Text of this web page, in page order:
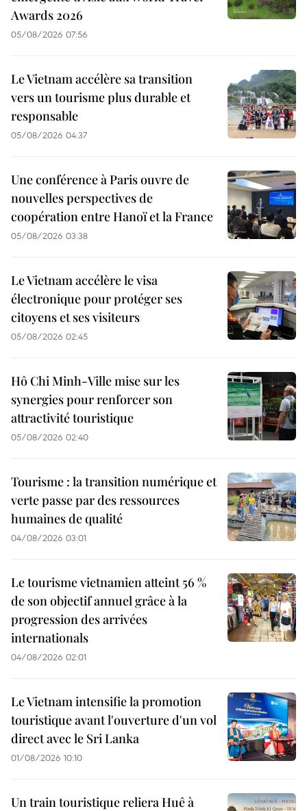
Awards 2026
05/08/2026 07:56
Le Vietnam accélère sa transition
vers un tourisme plus durable et
responsable
05/08/2026 04:37
Une conférence à Paris ouvre de
nouvelles perspectives de
coopération entre Hanoï et la France
05/08/2026 03:38
Le Vietnam accélère le visa
électronique pour protéger ses
citoyens et ses visiteurs
05/08/2026 02:45
Hô Chi Minh-Ville mise sur les
synergies pour renforcer son
attractivité touristique
05/08/2026 02:40
Tourisme : la transition numérique et
verte passe par des ressources
humaines de qualité
04/08/2026 03:01
Le tourisme vietnamien atteint 56 %
de son objectif annuel grâce à la
progression des arrivées
internationals
04/08/2026 02:01
Le Vietnam intensifie la promotion
touristique avant l'ouverture d'un vol
direct avec le Sri Lanka
01/08/2026 10:10
Un train touristique reliera Huê à